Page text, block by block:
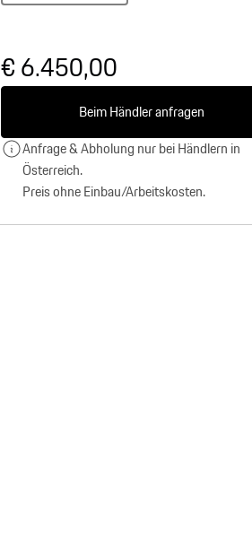
€ 6.450,00
Beim Händler anfragen
Anfrage & Abholung nur bei Händlern in
Österreich.
Preis ohne Einbau/Arbeitskosten.